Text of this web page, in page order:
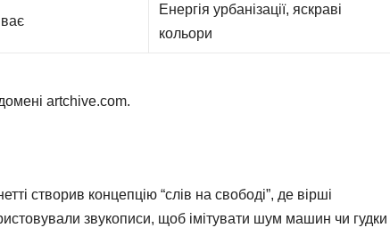
Енергія урбанізації, яскраві
кольори
artchive.com.
створив концепцію “слів на свободі”, де вірші
звукописи, щоб імітувати шум машин чи гудки